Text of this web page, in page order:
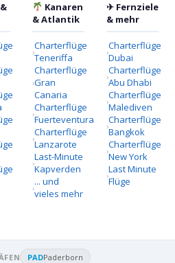
Kanaren
& Atlantik
Charterflüge
Teneriffa
Charterflüge
Gran
Canaria
Charterflüge
Fuerteventura
Charterflüge
Lanzarote
Last-Minute
Kapverden
... und
vieles mehr
✈ Fernziele
& mehr
Charterflüge
Dubai
Charterflüge
Abu Dhabi
Charterflüge
Malediven
Charterflüge
Bangkok
Charterflüge
New York
Last Minute
Flüge
PADPaderborn